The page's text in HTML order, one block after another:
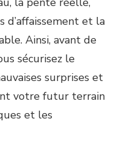
?
d’affaissement et la
Ainsi, avant de
sécurisez le
surprises et
votre futur terrain
et les